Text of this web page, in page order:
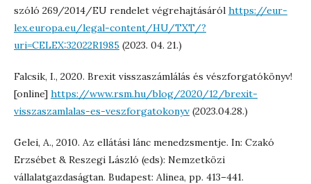
szóló 269/2014/EU rendelet végrehajtásáról https://eur-
lex.europa.eu/legal-content/HU/TXT/?
uri=CELEX:32022R1985 (2023. 04. 21.)
Falcsik, I., 2020. Brexit visszaszámlálás és vészforgatókönyv!
[online] https://www.rsm.hu/blog/2020/12/brexit-
visszaszamlalas-es-veszforgatokonyv (2023.04.28.)
Gelei, A., 2010. Az ellátási lánc menedzsmentje. In: Czakó
Erzsébet & Reszegi László (eds): Nemzetközi
vállalatgazdaságtan. Budapest: Alinea, pp. 413–441.